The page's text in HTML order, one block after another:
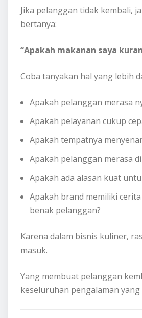
Jika pelanggan tidak kembali,
bertanya:
“Apakah makanan saya
Coba tanyakan hal yang lebih
Apakah pelanggan merasa
Apakah pelayanan cukup
Apakah tempatnya
Apakah pelanggan merasa
Apakah ada alasan kuat
Apakah brand memiliki
benak pelanggan?
Karena dalam bisnis kuliner,
masuk.
Yang membuat pelanggan
keseluruhan pengalaman